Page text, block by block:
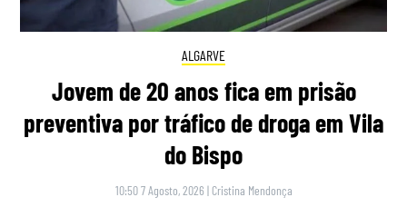
ALGARVE
Jovem de 20 anos fica em prisão
preventiva por tráfico de droga em Vila
do Bispo
10:50 7 Agosto, 2026 | Cristina Mendonça